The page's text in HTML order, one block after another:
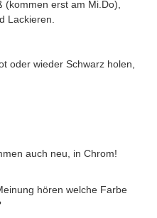
erst am Mi.Do),
Lackieren.
oder wieder Schwarz holen,
auch neu, in Chrom!
hören welche Farbe